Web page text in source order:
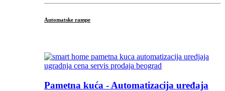
Automatske rampe
Pametna kuća - Automatizacija uređaja